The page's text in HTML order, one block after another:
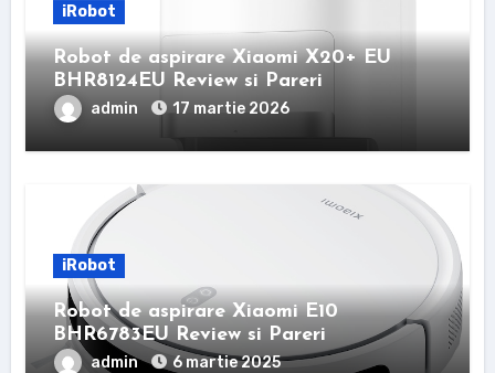
iRobot
Robot de aspirare Xiaomi X20+ EU
BHR8124EU Review si Pareri
admin 17 martie 2026
iRobot
Robot de aspirare Xiaomi E10
BHR6783EU Review si Pareri
admin 6 martie 2025